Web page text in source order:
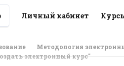
Личный кабинет
Методология
электронный курс"